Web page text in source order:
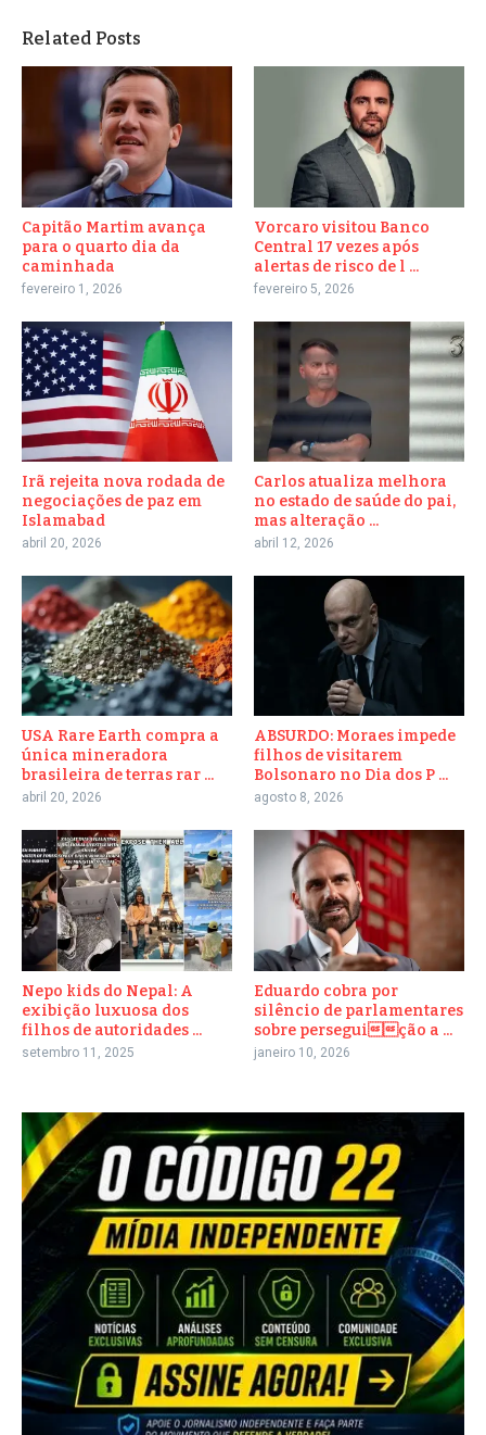
Related Posts
Capitão Martim avança
para o quarto dia da
caminhada
fevereiro 1, 2026
Vorcaro visitou Banco
Central 17 vezes após
alertas de risco de l ...
fevereiro 5, 2026
Irã rejeita nova rodada de
negociações de paz em
Islamabad
abril 20, 2026
Carlos atualiza melhora
no estado de saúde do pai,
mas alteração ...
abril 12, 2026
USA Rare Earth compra a
única mineradora
brasileira de terras rar ...
abril 20, 2026
ABSURDO: Moraes impede
filhos de visitarem
Bolsonaro no Dia dos P ...
agosto 8, 2026
Nepo kids do Nepal: A
exibição luxuosa dos
filhos de autoridades ...
setembro 11, 2025
Eduardo cobra por
silêncio de parlamentares
sobre perseguição a ...
janeiro 10, 2026